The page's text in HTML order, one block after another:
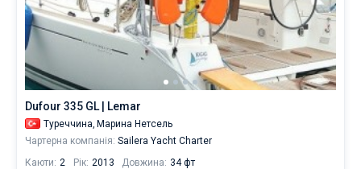
Dufour 335 GL | Lemar
Туреччина, Марина Нетсель
Чартерна компанія: Sailera Yacht Charter
Каюти: 2 Рік: 2013 Довжина: 34 фт